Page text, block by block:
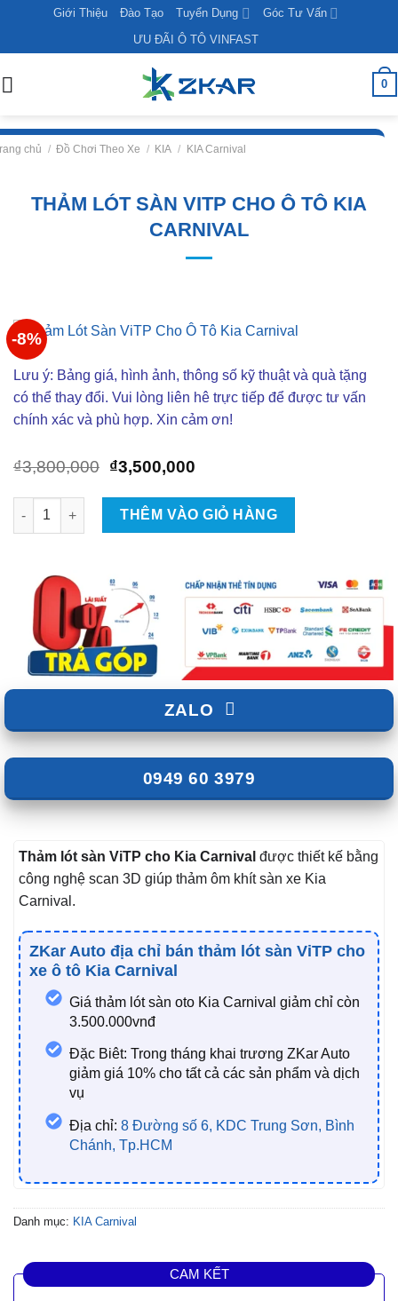
content
Giới Thiệu Đào Tạo Tuyển Dụng
Góc Tư Vấn
ƯU ĐÃI Ô TÔ VINFAST
0
chủ / Đồ Chơi Theo Xe / KIA / KIA Carnival
THẢM LÓT SÀN VITP CHO Ô TÔ KIA
CARNIVAL
-8%
Lưu ý: Bảng giá, hình ảnh, thông số kỹ thuật và quà tặng
có thể thay đổi. Vui lòng liên hê trực tiếp để được tư vấn
chính xác và phù hợp. Xin cảm ơn!
₫3,800,000 Giá
là:
₫3,800,000.
₫3,500,000Giá
tại
là:
₫3,500,000.
Thảm Lót Sàn ViTP Cho Ô Tô Kia Carnival số lượng
THÊM VÀO GIỎ HÀNG
ZALO
0949 60 3979
Thảm lót sàn ViTP cho Kia Carnival được thiết kế bằng
công nghệ scan 3D giúp thảm ôm khít sàn xe Kia
Carnival.
ZKar Auto địa chỉ bán thảm lót sàn ViTP cho
xe ô tô Kia Carnival
Giá thảm lót sàn oto Kia Carnival giảm chỉ còn
3.500.000vnđ
Đặc Biêt: Trong tháng khai trương ZKar Auto
giảm giá 10% cho tất cả các sản phẩm và dịch
vụ
Địa chỉ: 8 Đường số 6, KDC Trung Sơn, Bình
Chánh, Tp.HCM
Danh mục: KIA Carnival
CAM KẾT